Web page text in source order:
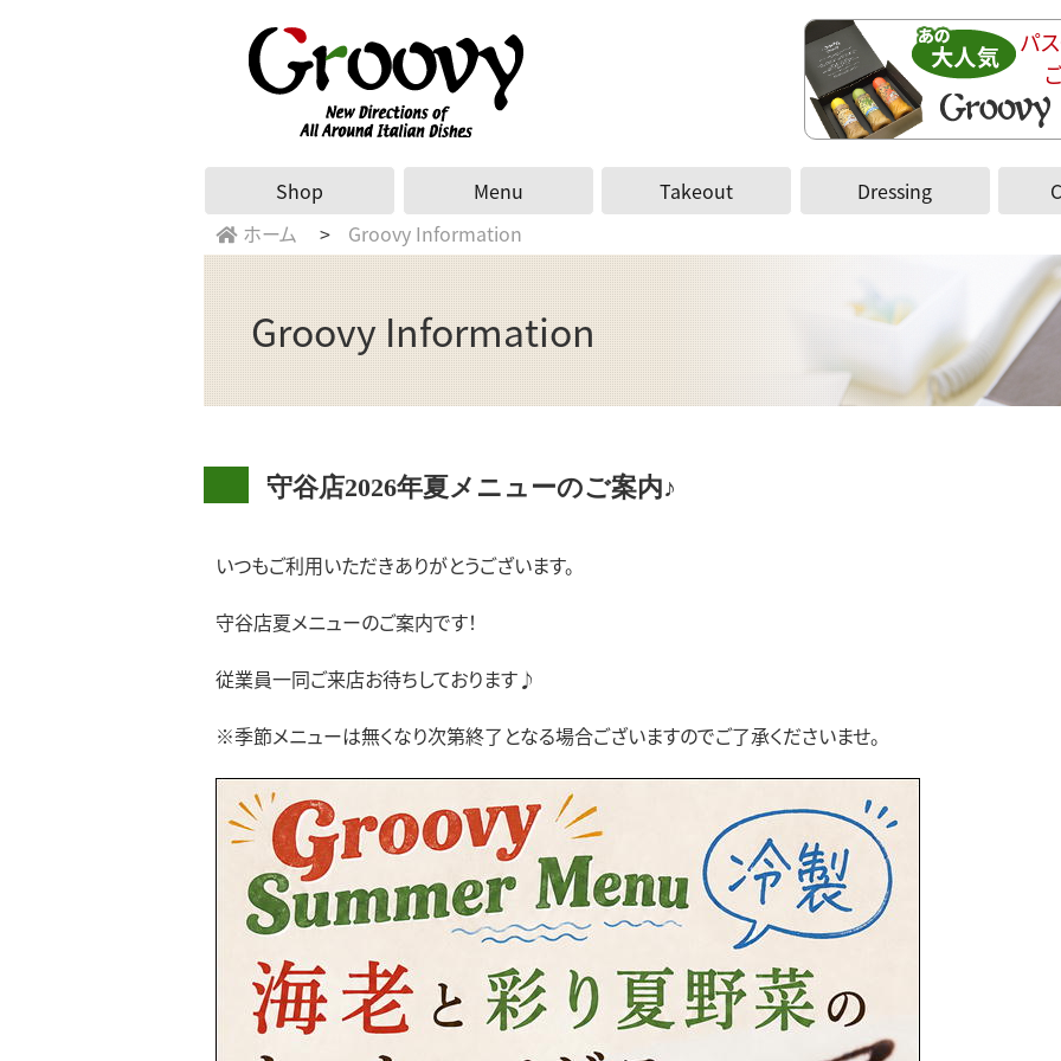
パ
Shop Menu Takeout Dressing
ホーム Groovy Information
Groovy Information
守谷店2026年夏メニューのご案内♪
いつもご利用いただきありがとうございます。
守谷店夏メニューのご案内です！
従業員一同ご来店お待ちしております♪
※季節メニューは無くなり次第終了となる場合ございますのでご了承くださいませ。